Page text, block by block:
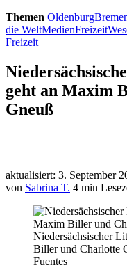
Themen Oldenburg
die WeltMedienFreizeit
Freizeit
geht an Maxim
Gneuß
aktualisiert: 3. September
von Sabrina T. 4 min
Niedersächsischer
Biller und Charlotte
Fuentes